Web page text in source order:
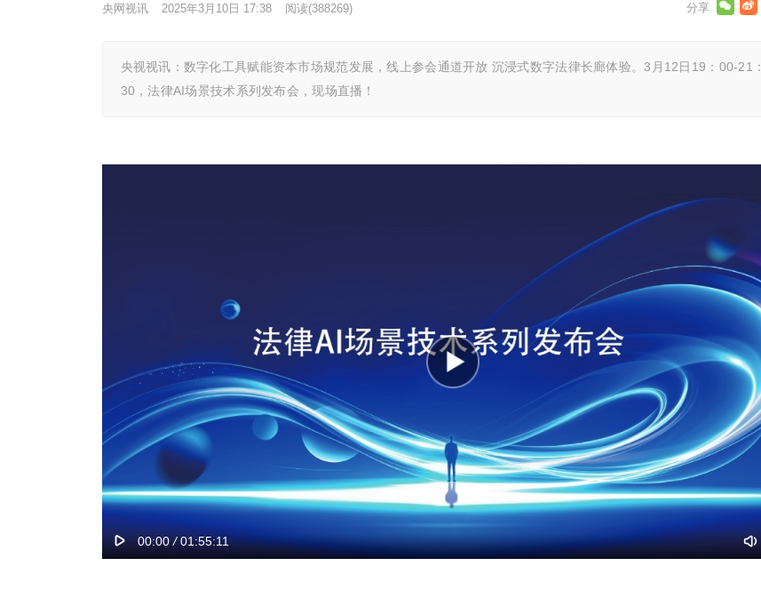
央网视讯 2025年3月10日 17:38 阅读(388269)
央视视讯：数字化工具赋能资本市场规范发展，线上参会通道开放 沉浸式数字法律长廊体验。3月12日19：00-21：
30，法律AI场景技术系列发布会，现场直播！